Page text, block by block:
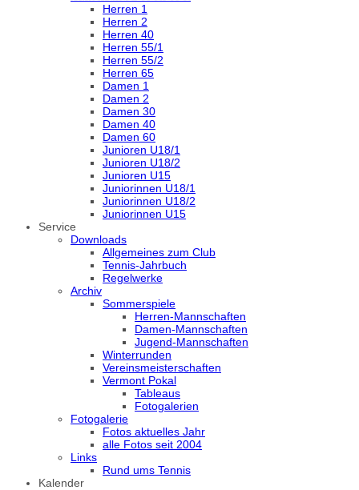
Herren 1
Herren 2
Herren 40
Herren 55/1
Herren 55/2
Herren 65
Damen 1
Damen 2
Damen 30
Damen 40
Damen 60
Junioren U18/1
Junioren U18/2
Junioren U15
Juniorinnen U18/1
Juniorinnen U18/2
Juniorinnen U15
Service
Downloads
Allgemeines zum Club
Tennis-Jahrbuch
Regelwerke
Archiv
Sommerspiele
Herren-Mannschaften
Damen-Mannschaften
Jugend-Mannschaften
Winterrunden
Vereinsmeisterschaften
Vermont Pokal
Tableaus
Fotogalerien
Fotogalerie
Fotos aktuelles Jahr
alle Fotos seit 2004
Links
Rund ums Tennis
Kalender